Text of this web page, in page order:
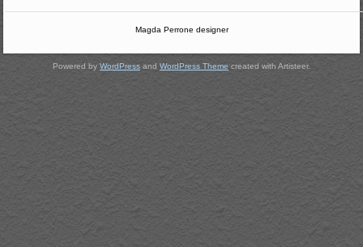
Magda Perrone designer
Powered by WordPress and WordPress Theme created with Artisteer.